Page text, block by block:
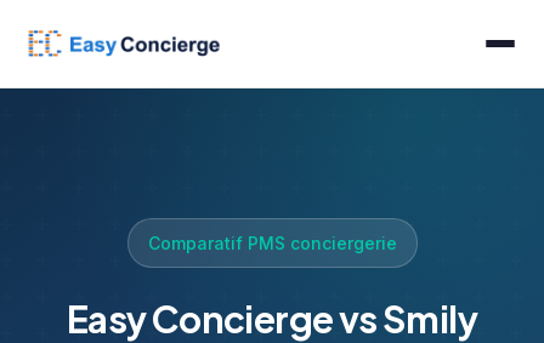
Comparatif PMS conciergerie
Easy Concierge vs Smily